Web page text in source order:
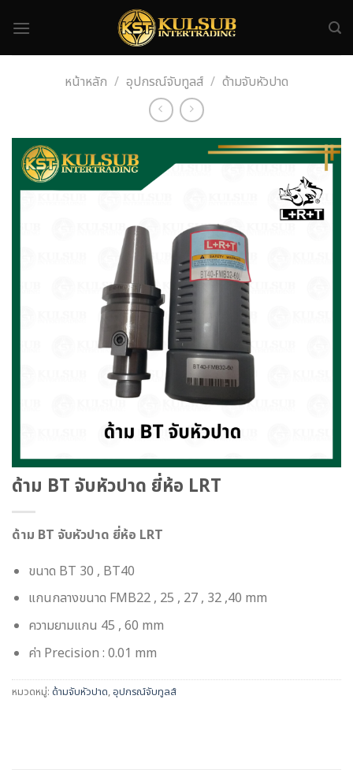
หน้าหลัก / อุปกรณ์จับทูลส์ / ด้ามจับหัวปาด
ด้าม BT จับหัวปาด ยี่ห้อ LRT
ด้าม BT จับหัวปาด ยี่ห้อ LRT
ขนาด BT 30 , BT40
แกนกลางขนาด FMB22 , 25 , 27 , 32 ,40 mm
ความยามแกน 45 , 60 mm
ค่า Precision : 0.01 mm
หมวดหมู่: ด้ามจับหัวปาด,อุปกรณ์จับทูลส์